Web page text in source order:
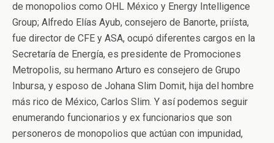
de monopolios como OHL México y Energy Intelligence
Group; Alfredo Elías Ayub, consejero de Banorte, priísta,
fue director de CFE y ASA, ocupó diferentes cargos en la
Secretaría de Energía, es presidente de Promociones
Metropolis, su hermano Arturo es consejero de Grupo
Inbursa, y esposo de Johana Slim Domit, hija del hombre
más rico de México, Carlos Slim. Y así podemos seguir
enumerando funcionarios y ex funcionarios que son
personeros de monopolios que actúan con impunidad,